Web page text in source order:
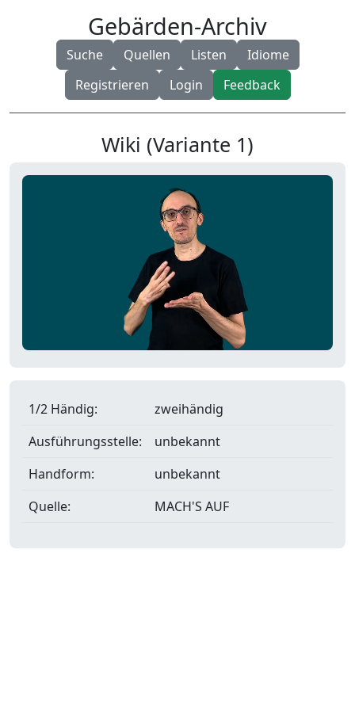
Gebärden-Archiv
Suche Quellen Listen
Idiome
Registrieren
Login Feedback
Wiki (Variante 1)
1/2 Händig:
zweihändig
Ausführungsstelle:
unbekannt
Handform:
unbekannt
Quelle:
MACH'S AUF